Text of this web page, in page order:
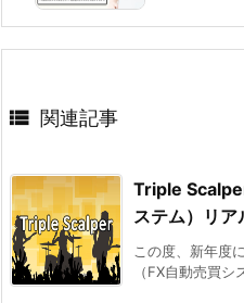
 関連記事
Triple
ステム）リア
この度、新年度
（FX自動売買